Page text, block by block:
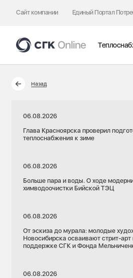
Сайт компании Единый Портал
Назад
06.08.2026
Глава Красноярска проверил
теплоснабжения к зиме
06.08.2026
Больше пара и воды. О ходе
химводоочистки Бийской ТЭЦ
06.08.2026
От эскиза до мурала: молодые
Новосибирска осваивают стрит-арт
поддержке СГК и Фонда
06.08.2026